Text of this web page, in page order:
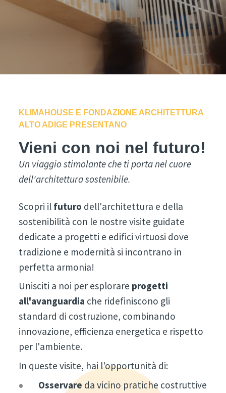
KLIMAHOUSE E FONDAZIONE ARCHITETTURA
ALTO ADIGE PRESENTANO
Vieni con noi nel futuro!
Un viaggio stimolante che ti porta nel cuore
dell'architettura sostenibile.
Scopri il futuro dell'architettura e della
sostenibilità con le nostre visite guidate
dedicate a progetti e edifici virtuosi dove
tradizione e modernità si incontrano in
perfetta armonia!
Unisciti a noi per esplorare progetti
all'avanguardia che ridefiniscono gli
standard di costruzione, combinando
innovazione, efficienza energetica e rispetto
per l'ambiente.
In queste visite, hai l'opportunità di:
Osservare da vicino pratiche costruttive